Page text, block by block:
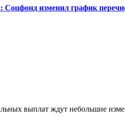
Соцфонд изменил график
выплат ждут небольшие